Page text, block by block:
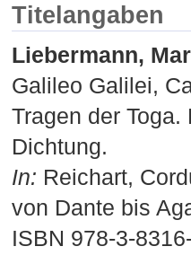
Titelangaben
Liebermann,
Galileo Galilei,
Tragen der
Dichtung.
In: Reichart,
von Dante bis
ISBN 978-3-